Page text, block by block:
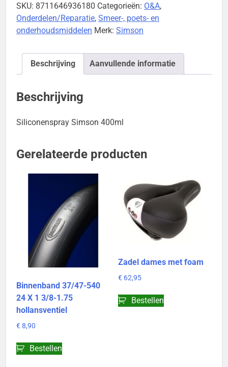
SKU: 8711646936180 Categorieën: O&A,
Onderdelen/Reparatie, Smeer-, poets- en
onderhoudsmiddelen Merk: Simson
Beschrijving Aanvullende informatie
Beschrijving
Siliconenspray Simson 400ml
Gerelateerde producten
Binnenband 37/47-540
24 X 1 3/8-1.75
hollansventiel
€ 8,90
Bestellen
Zadel dames met foam
€ 62,95
Bestellen